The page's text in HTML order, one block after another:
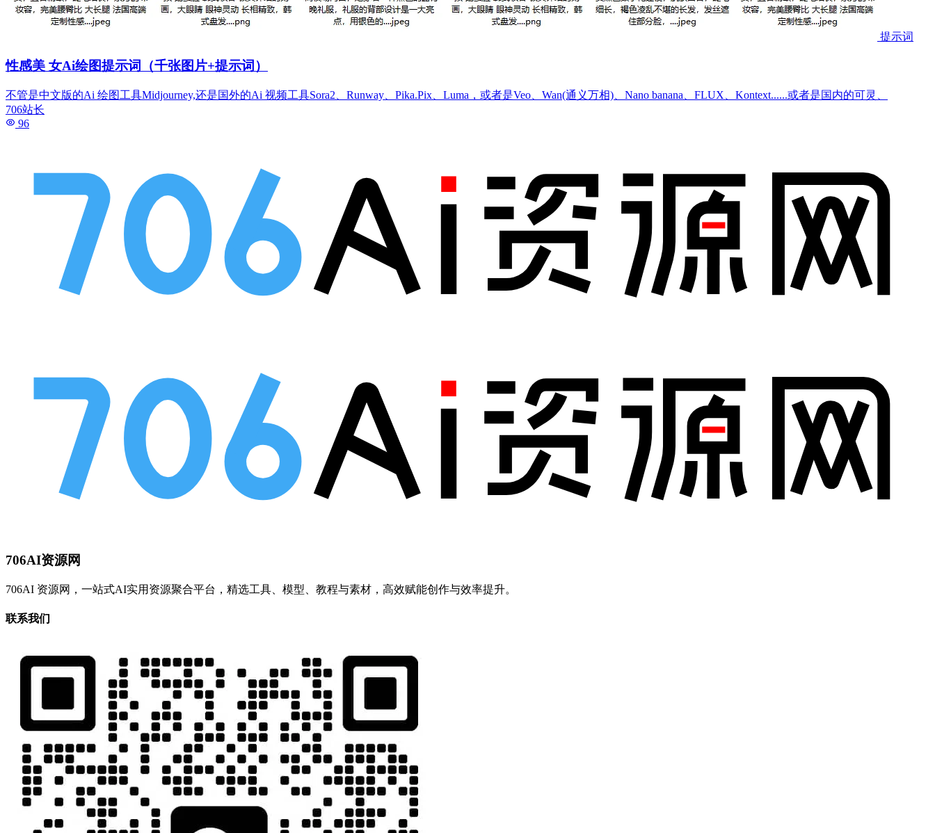
提示词
性感美 女Ai绘图提示词（千张图片+提示词）
不管是中文版的Ai 绘图工具Midjourney,还是国外的Ai 视频工具Sora2、Runway、Pika.Pix、Luma，或者是Veo、Wan(通义万相)、Nano banana、FLUX、Kontext......或者是国内的可灵、
706站长
96
706AI资源网
706AI 资源网，一站式AI实用资源聚合平台，精选工具、模型、教程与素材，高效赋能创作与效率提升。
联系我们